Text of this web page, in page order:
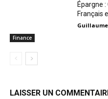
Finance
Épargne
Français
LAISSER UN